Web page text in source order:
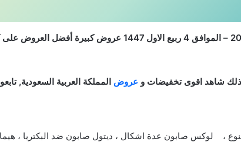
أفضل العروض على
شاهد اقوى تخفيضات و عروض المملكة العربية السعودية,
، لوكس صابون عدة اشكال ، ديتول صابون ضد البكتريا ،